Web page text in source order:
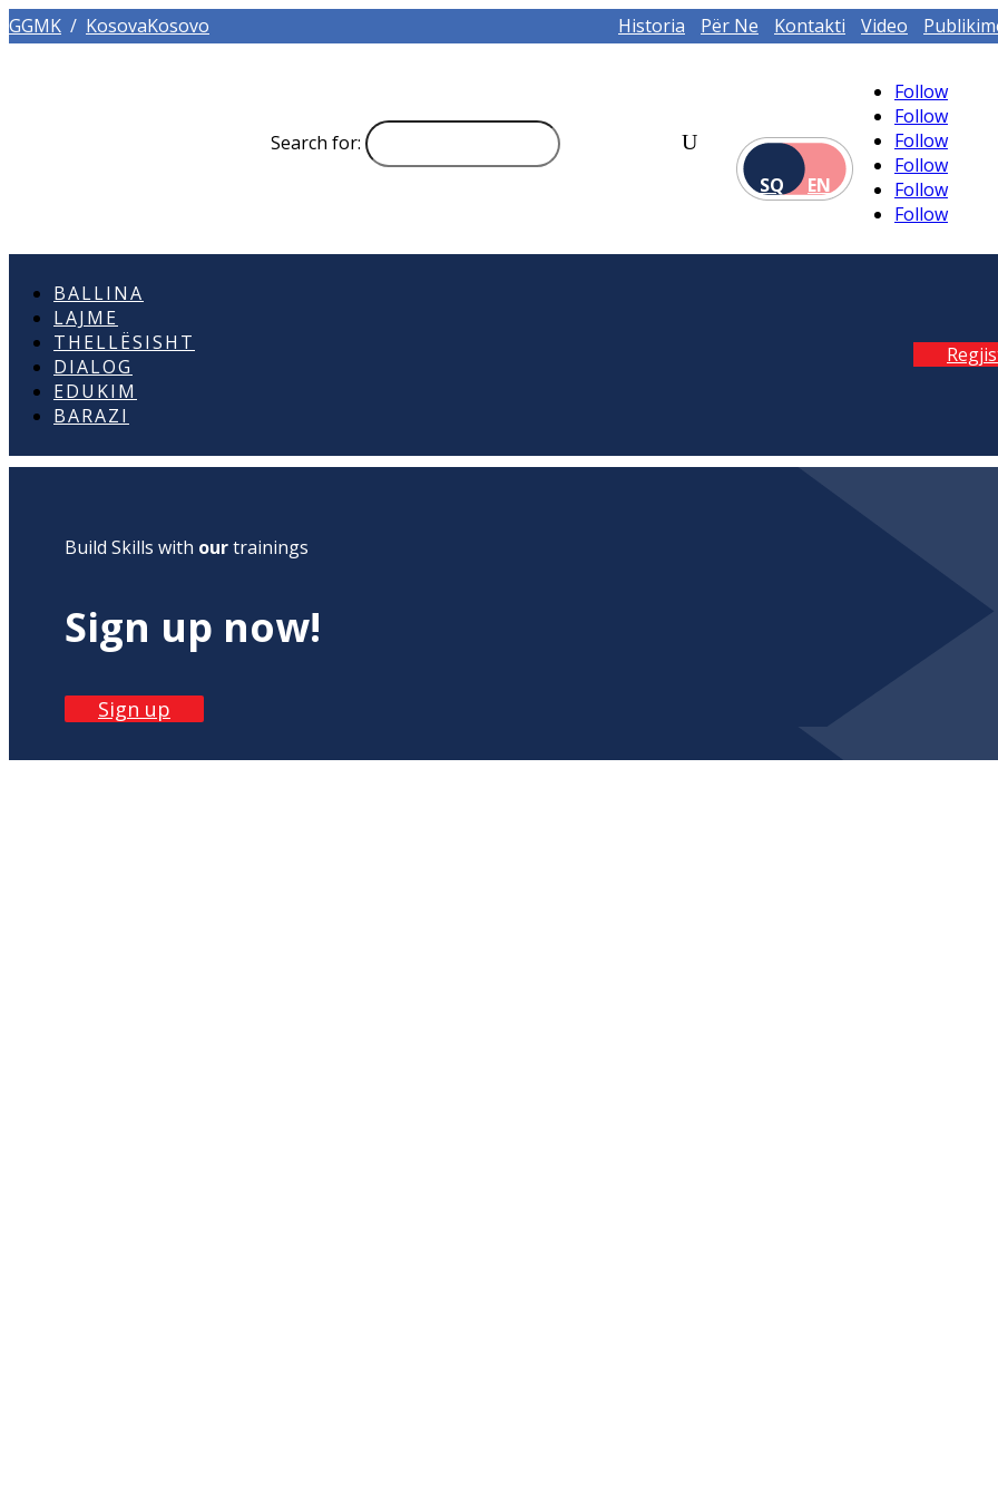
GGMK / KosovaKosovo Historia Për Ne Kontakti Video
Search for:
SQ
EN
Follow
Follow
Follow
Follow
Follow
Follow
BALLINA
LAJME
THELLËSISHT
DIALOG
EDUKIM
BARAZI
Build Skills with ourtrainings
Sign up now!
Sign up